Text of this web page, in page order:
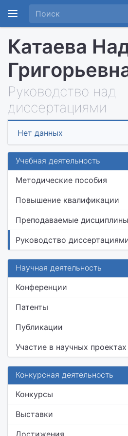
Катаева
Руководство над
диссертациями
Нет данных
Учебная деятельность
Методические пособия
Повышение квалификации
Преподаваемые дисциплины
Руководство
Научная деятельность
Конференции
Патенты
Публикации
Участие в научных проектах
Конкурсная деятельность
Конкурсы
Выставки
Достижения